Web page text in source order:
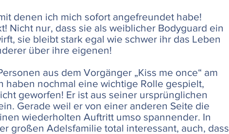
denen ich mich sofort angefreundet habe!
Nicht nur, dass sie als weiblicher Bodyguard ein
sie bleibt stark egal wie schwer ihr das Leben
über ihre eigenen!
aus dem Vorgänger „Kiss me once“ am
haben nochmal eine wichtige Rolle gespielt,
geworfen! Er ist aus seiner ursprünglichen
Gerade weil er von einer anderen Seite die
wiederholten Auftritt umso spannender. In
großen Adelsfamilie total interessant, auch, dass